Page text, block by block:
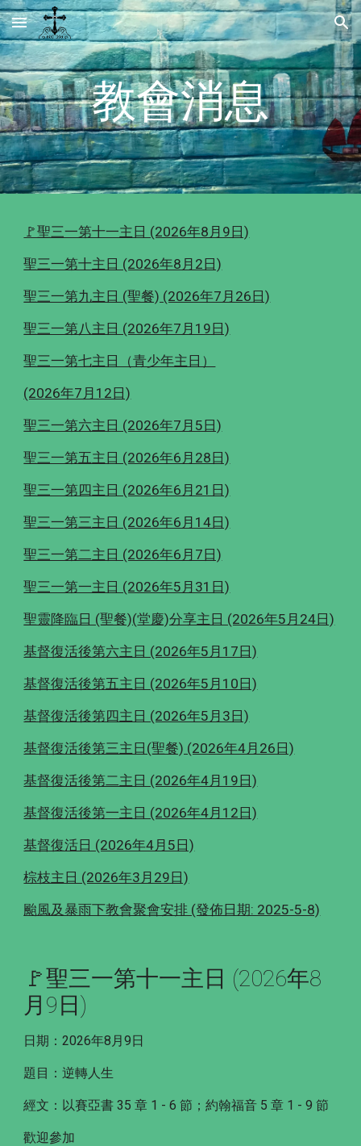
Skip to main content Skip to navigation
教會消息
🚩聖三一第十一主日 (2026年8月9日)
聖三一第十主日 (2026年8月2日)
聖三一第九主日 (聖餐) (2026年7月26日)
聖三一第八主日 (2026年7月19日)
聖三一第七主日（青少年主日）
(2026年7月12日)
聖三一第六主日 (2026年7月5日)
聖三一第五主日 (2026年6月28日)
聖三一第四主日 (2026年6月21日)
聖三一第三主日 (2026年6月14日)
聖三一第二主日 (2026年6月7日)
聖三一第一主日 (2026年5月31日)
聖靈降臨日 (聖餐)(堂慶)分享主日 (2026年5月24日)
基督復活後第六主日 (2026年5月17日)
基督復活後第五主日 (2026年5月10日)
基督復活後第四主日 (2026年5月3日)
基督復活後第三主日(聖餐) (2026年4月26日)
基督復活後第二主日 (2026年4月19日)
基督復活後第一主日 (2026年4月12日)
基督復活日 (2026年4月5日)
棕枝主日 (2026年3月29日)
颱風及暴雨下教會聚會安排 (發佈日期: 2025-5-8)
🚩聖三一第十一主日 (2026年8
月 9日)
日期：2026年8 月9日
題目：逆轉人生
經文： 以賽亞書 35 章 1 - 6 節；約翰福音 5 章 1 - 9 節
歡迎參加